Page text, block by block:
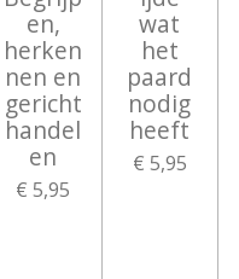
en,
herken
nen en
gericht
handel
en
€ 5,95
wat
het
paard
nodig
heeft
€ 5,95